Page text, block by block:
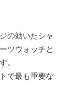
の効いたシャ
ツウォッチと
。
で最も重要な